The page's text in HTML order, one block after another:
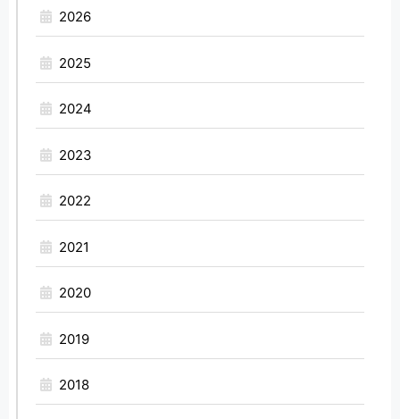
2026
2025
2024
2023
2022
2021
2020
2019
2018